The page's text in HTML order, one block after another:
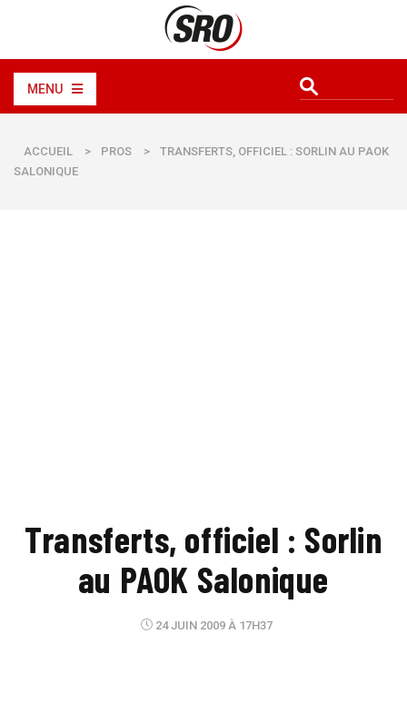
MENU
ACCUEIL > PROS >
TRANSFERTS, OFFICIEL : SORLIN AU PAOK
SALONIQUE
Transferts, officiel : Sorlin
au PAOK Salonique
24 JUIN 2009 À 17H37